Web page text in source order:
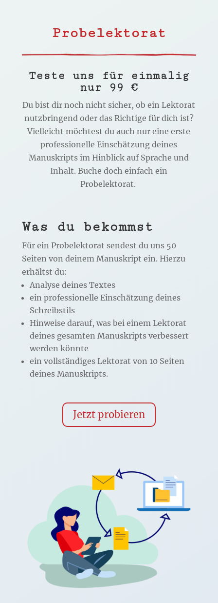
Probelektorat
Teste uns für einmalig
nur 99 €
Du bist dir noch nicht sicher, ob ein Lektorat
nutzbringend oder das Richtige für dich ist?
Vielleicht möchtest du auch nur eine erste
professionelle Einschätzung deines
Manuskripts im Hinblick auf Sprache und
Inhalt. Buche doch einfach ein
Probelektorat.
Was du bekommst
Für ein Probelektorat sendest du uns 50
Seiten von deinem Manuskript ein. Hierzu
erhältst du:
Analyse deines Textes
ein professionelle Einschätzung deines
Schreibstils
Hinweise darauf, was bei einem Lektorat
deines gesamten Manuskripts verbessert
werden könnte
ein vollständiges Lektorat von 10 Seiten
deines Manuskripts.
Jetzt probieren